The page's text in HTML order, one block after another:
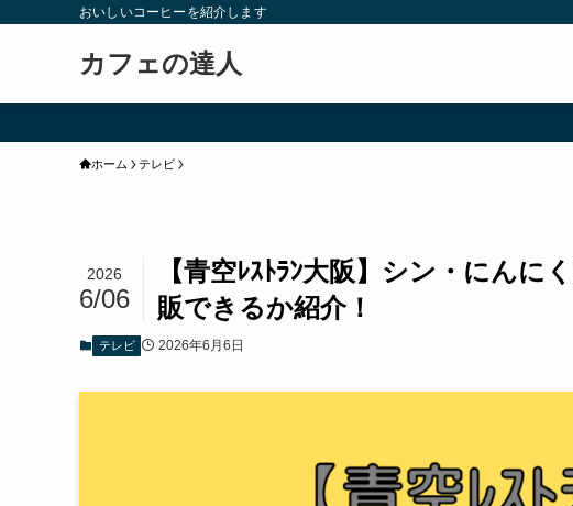
おいしいコーヒーを紹介します
カフェの達人
ホーム テレビ
【青空ﾚｽﾄﾗﾝ大阪】シン・にん
販できるか紹介！
2026
6/06
テレビ 2026年6月6日